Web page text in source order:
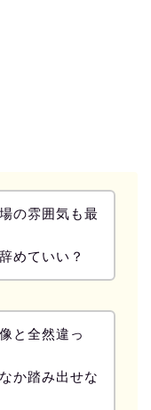
の雰囲気も最
めていい？
と全然違っ
か踏み出せな